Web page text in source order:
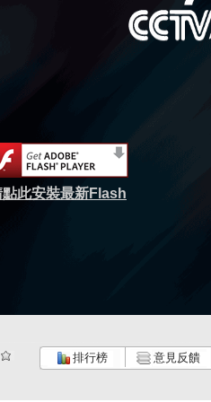
點此安裝最新Flash
排行榜 意見反饋